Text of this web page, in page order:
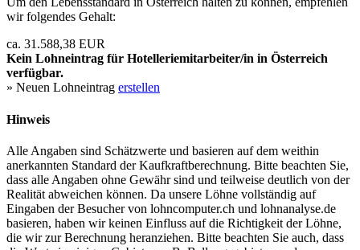
wir folgendes Gehalt:
ca. 31.588,38 EUR
Kein Lohneintrag für Hotelleriemitarbeiter/in in Österreich
verfügbar.
» Neuen Lohneintrag erstellen
Hinweis
Alle Angaben sind Schätzwerte und basieren auf dem weithin
anerkannten Standard der Kaufkraftberechnung. Bitte beachten Sie,
dass alle Angaben ohne Gewähr sind und teilweise deutlich von der
Realität abweichen können. Da unsere Löhne vollständig auf
Eingaben der Besucher von lohncomputer.ch und lohnanalyse.de
basieren, haben wir keinen Einfluss auf die Richtigkeit der Löhne,
die wir zur Berechnung heranziehen. Bitte beachten Sie auch, dass